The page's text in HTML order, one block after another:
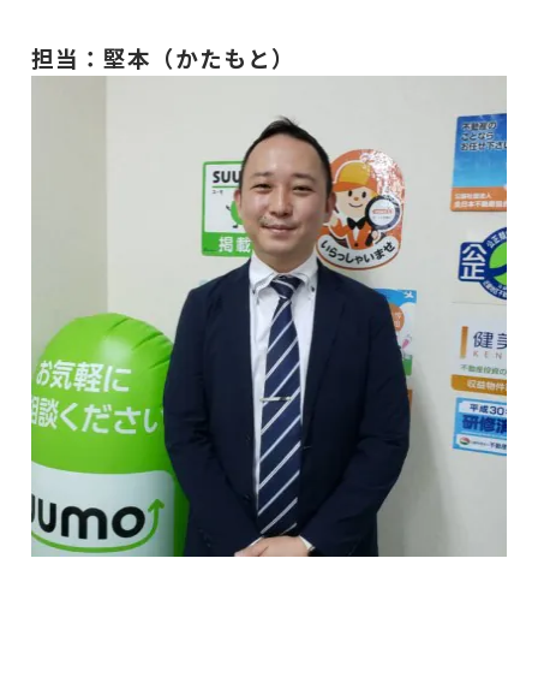
担当：堅本（かたもと）